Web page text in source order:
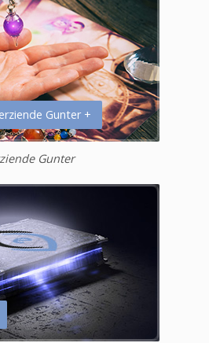
Gunter +
Gunter